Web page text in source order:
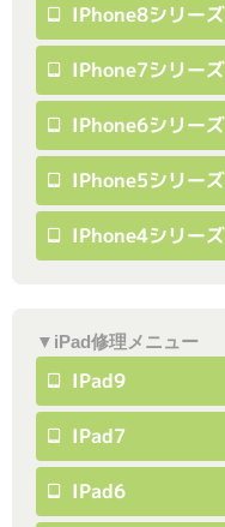
IPhone8シリーズ
IPhone7シリーズ
IPhone6シリーズ
IPhone5シリーズ
IPhone4シリーズ
▼iPad修理メニュー
IPad9
IPad7
IPad6